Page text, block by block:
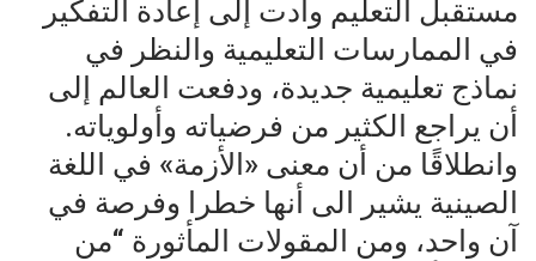
مستقبل التعليم وأدت إلى إعادة التفكير
في الممارسات التعليمية والنظر في
نماذج تعليمية جديدة، ودفعت العالم إلى
أن يراجع الكثير من فرضياته وأولوياته.
وانطلاقًا من أن معنى «الأزمة» في اللغة
الصينية يشير الى أنها خطرا وفرصة في
آن واحد، ومن المقولات المأثورة “من